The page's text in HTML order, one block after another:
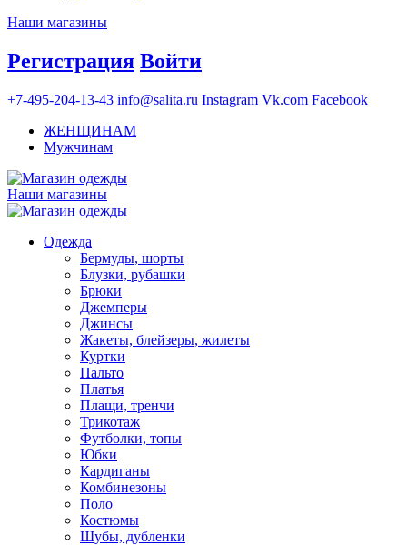
Наши магазины
Регистрация Войти
+7-495-204-13-43 info@salita.ru Instagram Vk.com Facebook
ЖЕНЩИНАМ
Мужчинам
Наши магазины
Одежда
Бермуды, шорты
Блузки, рубашки
Брюки
Джемперы
Джинсы
Жакеты, блейзеры, жилеты
Куртки
Пальто
Платья
Плащи, тренчи
Трикотаж
Футболки, топы
Юбки
Кардиганы
Комбинезоны
Поло
Костюмы
Шубы, дубленки